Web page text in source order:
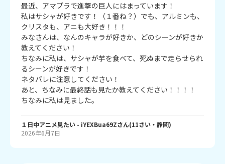
最近、アマプラで進撃の巨人にはまっています！
私はサシャが好きです！（１番ね？）でも、アルミンも、
クリスタも、アニも大好き！！！
みなさんは、なんのキャラが好きか、どのシーンが好きか
教えてください！
ちなみに私は、サシャが芋を食べて、死ぬまで走らせられ
るシーンが好きです！
ネタバレに注意してください！
あと、ちなみに最終話も見たか教えてください！！！！
ちなみに私は見ました。
１日中アニメ見たい - iYEXBua69Zさん(11さい・ 静岡)
2026年6月7日